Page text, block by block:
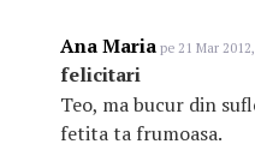
Ana Maria pe 21 Mar
felicitari
Teo, ma bucur din
fetita ta frumoasa.